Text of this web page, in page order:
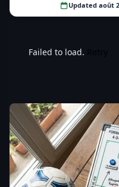
Updated août
Failed to load.